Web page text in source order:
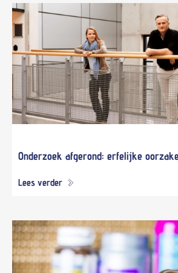
Onderzoek afgerond: erfelijke
Lees verder